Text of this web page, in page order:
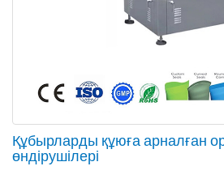
Құбырларды құюға арналған
өндірушілері